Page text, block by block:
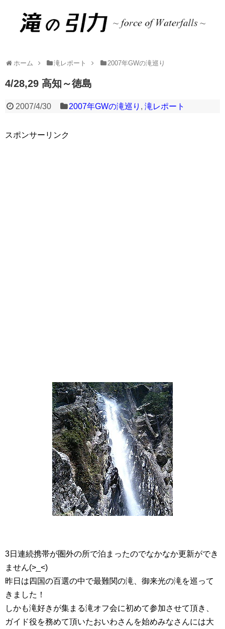
ホーム 滝レポート 2007年GWの滝巡り
4/28,29 高知～徳島
2007/4/30 2007年GWの滝巡り ,滝レポート
スポンサーリンク
3日連続携帯が圏外の所で泊まったのでなかなか更新ができ
ません(>_<)
昨日は四国の百選の中で最難関の滝、御来光の滝を巡って
きました！
しかも滝好きが集まる滝オフ会に初めて参加させて頂き、
ガイド役を務めて頂いたおいわさんを始めみなさんには大